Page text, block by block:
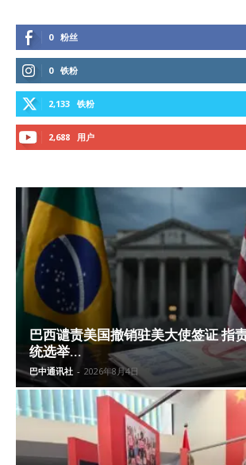
0 粉丝
0 铁粉
2,133 铁粉
2,688 用户
巴西谴责美国撤销驻美大使签证 指
统选举...
巴中通讯社 - 2026年8月4日